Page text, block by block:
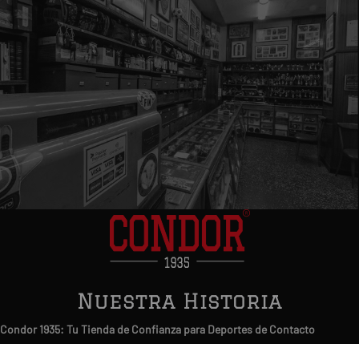
Nuestra Historia
Condor 1935: Tu Tienda de Confianza para Deportes de Contacto